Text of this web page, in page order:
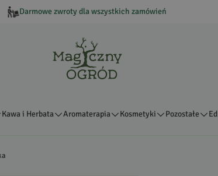
Darmowe zwroty dla wszystkich zamówień
Kawa i Herbata Aromaterapia Kosmetyki Pozostałe